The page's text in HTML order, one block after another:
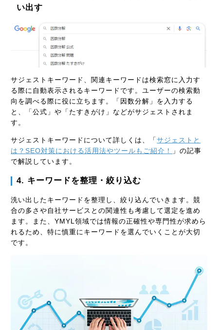
い出す
サジェストキーワード、関連キーワードは検索窓に入力す
る際に自動表示されるキーワードです。ユーザーの検索動
向を調べる際に役に立ちます。「因数分解」を入力する
と、「公式」や「たすきがけ」などがサジェストされま
す。
サジェストキーワードについて詳しくは、「サジェストと
は？SEO対策における活用法やツールもご紹介！
」の記事
で解説しています。
4. キーワードを整理・絞り込む
洗い出したキーワードを整理し、絞り込んでいきます。競
合の多さや自社サービスとの関連性も考慮して選定を進め
ます。また、YMYL領域では情報の正確性や専門性が求めら
れるため、特に慎重にキーワードを選んでいくことが大切
です。